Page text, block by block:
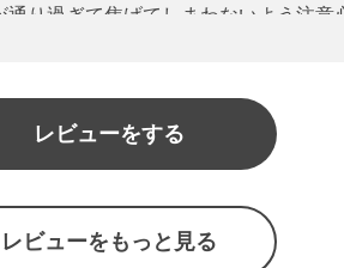
り過ぎて焦げてしまわないよう注意
レビューをする
レビューをもっと見る